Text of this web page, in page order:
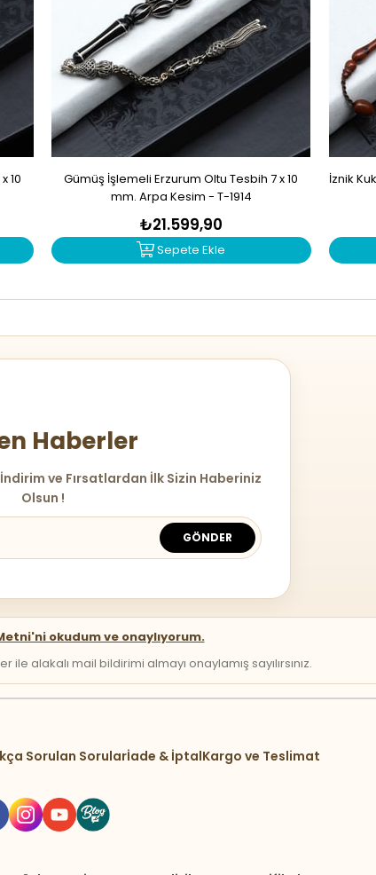
10
Gümüş İşlemeli Erzurum Oltu Tesbih 7 x 10
mm. Arpa Kesim - T-1914
₺21.599,90
Sepete Ekle
İznik
Haberler
ve Fırsatlardan İlk Sizin Haberiniz
Olsun !
GÖNDER
okudum ve onaylıyorum.
alakalı mail bildirimi almayı onaylamış sayılırsınız.
Sorulan Sorularİade & İptalKargo ve Teslimat